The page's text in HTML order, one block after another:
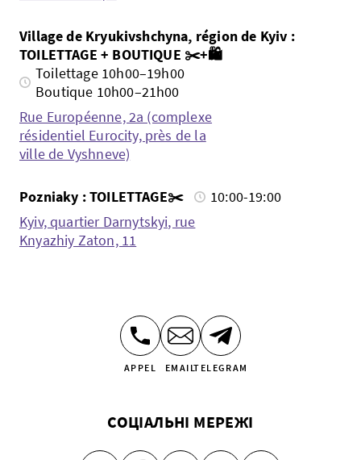
Village de Kryukivshchyna, région de Kyiv :
TOILETTAGE + BOUTIQUE ✂️+🛍️
Toilettage 10h00–19h00
Boutique 10h00–21h00
Rue Européenne, 2a (complexe
résidentiel Eurocity, près de la
ville de Vyshneve)
Pozniaky : TOILETTAGE✂️
10:00-19:00
Kyiv, quartier Darnytskyi, rue
Knyazhiy Zaton, 11
APPEL EMAILTELEGRAM
СОЦІАЛЬНІ МЕРЕЖІ